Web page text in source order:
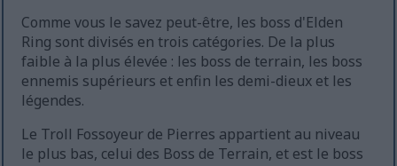
Comme vous le savez peut-être, les boss d'Elden
Ring sont divisés en trois catégories. De la plus
faible à la plus élevée : les boss de terrain, les boss
ennemis supérieurs et enfin les demi-dieux et les
légendes.
Le Troll Fossoyeur de Pierres appartient au niveau
le plus bas, celui des Boss de Terrain, et est le boss